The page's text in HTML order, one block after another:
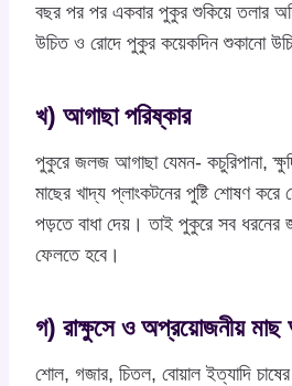
বছর পর পর একবার পুকুর শুকিয়ে তলার
উচিত ও রোদে পুকুর কয়েকদিন শুকানো
খ) আগাছা পরিষ্কার
পুকুরে জলজ আগাছা যেমন- কচুরিপানা,
মাছের খাদ্য প্লাংকটনের পুষ্টি শোষণ
পড়তে বাধা দেয়। তাই পুকুরে সব ধরনের
ফেলতে হবে।
গ) রাক্ষুসে ও অপ্রয়োজনীয় মাছ
শোল, গজার, চিতল, বোয়াল ইত্যাদি